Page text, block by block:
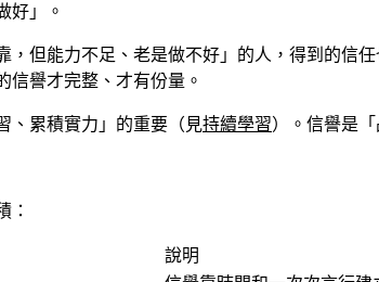
好」。
，但能力不足、老是做不好」的人，得到的信
信譽才完整、才有份量。
、累積實力」的重要（見持續學習）。信譽是
：
說明